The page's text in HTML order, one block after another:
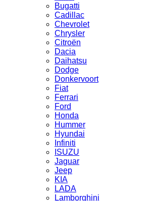
Bugatti
Cadillac
Chevrolet
Chrysler
Citroën
Dacia
Daihatsu
Dodge
Donkervoort
Fiat
Ferrari
Ford
Honda
Hummer
Hyundai
Infiniti
ISUZU
Jaguar
Jeep
KIA
LADA
Lamborghini